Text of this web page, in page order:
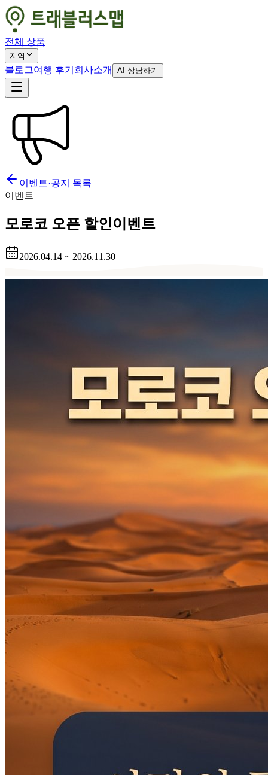
전체 상품
지역
블로그여행 후기 회사소개 AI 상담하기
이벤트·공지 목록
이벤트
모로코 오픈 할인이벤트
2026.04.14 ~ 2026.11.30